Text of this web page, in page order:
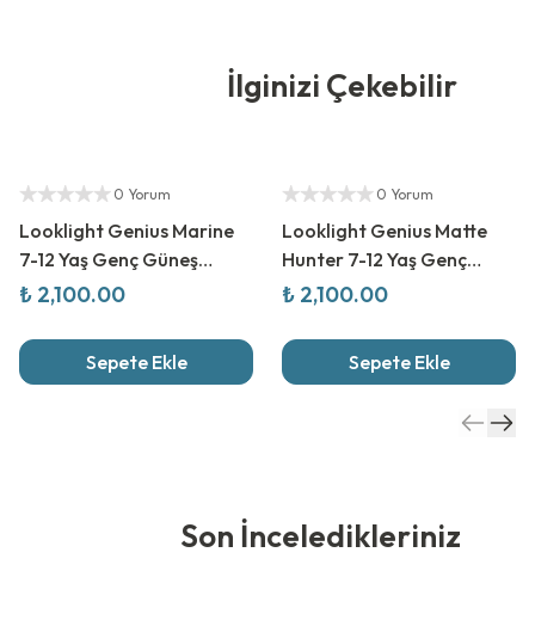
İlginizi Çekebilir
0 Yorum
Looklight Genius Marine
7-12 Yaş Genç Güneş
Gözlüğü
₺ 2,100.00
Sepete Ekle
0 Yorum
Looklight Genius Matte
Hunter 7-12 Yaş Genç
Güneş Gözlüğü
₺ 2,100.00
Sepete Ekle
Son İnceledikleriniz